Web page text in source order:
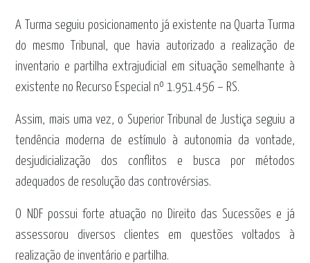
A Turma seguiu posicionamento já existente na Quarta Turma
do mesmo Tribunal, que havia autorizado a realização de
inventario e partilha extrajudicial em situação semelhante à
existente no Recurso Especial nº 1.951.456 – RS.
Assim, mais uma vez, o Superior Tribunal de Justiça seguiu a
tendência moderna de estímulo à autonomia da vontade,
desjudicialização dos conflitos e busca por métodos
adequados de resolução das controvérsias.
O NDF possui forte atuação no Direito das Sucessões e já
assessorou diversos clientes em questões voltados à
realização de inventário e partilha.